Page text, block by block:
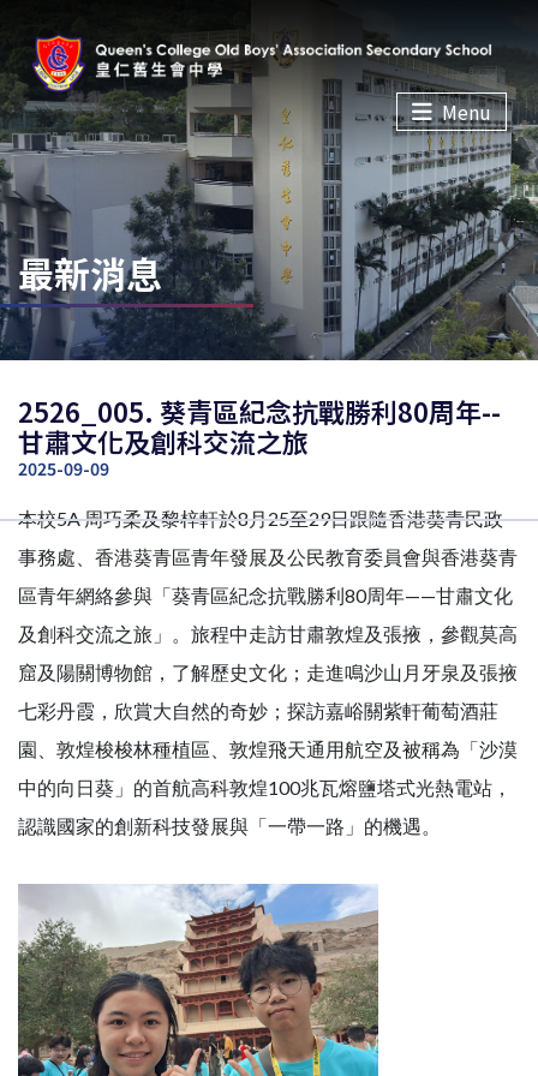
Menu
最新消息
2526_005. 葵青區紀念抗戰勝利80周年--
甘肅文化及創科交流之旅
2025-09-09
本校5A 周巧柔及黎梓軒於8月25至29日跟隨香港葵青民政
事務處、香港葵青區青年發展及公民教育委員會與香港葵青
區青年網絡參與「葵青區紀念抗戰勝利80周年——甘肅文化
及創科交流之旅」。旅程中走訪甘肅敦煌及張掖，參觀莫高
窟及陽關博物館，了解歷史文化；走進鳴沙山月牙泉及張掖
七彩丹霞，欣賞大自然的奇妙；探訪嘉峪關紫軒葡萄酒莊
園、敦煌梭梭林種植區、敦煌飛天通用航空及被稱為「沙漠
中的向日葵」的首航高科敦煌100兆瓦熔鹽塔式光熱電站，
認識國家的創新科技發展與「一帶一路」的機遇。